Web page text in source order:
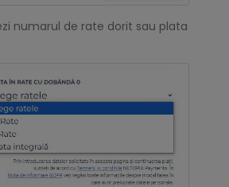
numarul de rate dorit sau plata